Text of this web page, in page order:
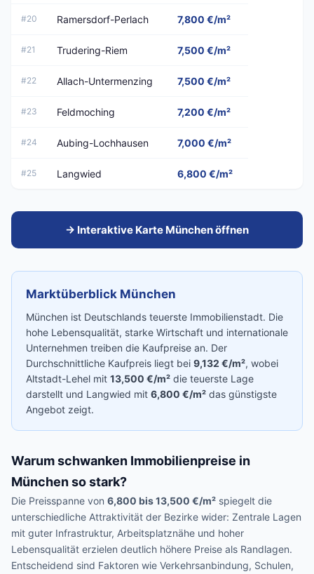
#20 Ramersdorf-Perlach 7,800 €/m²
#21 Trudering-Riem 7,500 €/m²
#22 Allach-Untermenzing 7,500 €/m²
#23 Feldmoching 7,200 €/m²
#24 Aubing-Lochhausen 7,000 €/m²
#25 Langwied 6,800 €/m²
→ Interaktive Karte München öffnen
Marktüberblick München
München ist Deutschlands teuerste Immobilienstadt. Die
hohe Lebensqualität, starke Wirtschaft und internationale
Unternehmen treiben die Kaufpreise an. Der
Durchschnittliche Kaufpreis liegt bei 9,132 €/m², wobei
Altstadt-Lehel mit 13,500 €/m² die teuerste Lage
darstellt und Langwied mit 6,800 €/m² das günstigste
Angebot zeigt.
Warum schwanken Immobilienpreise in
München so stark?
Die Preisspanne von 6,800 bis 13,500 €/m² spiegelt die
unterschiedliche Attraktivität der Bezirke wider: Zentrale Lagen
mit guter Infrastruktur, Arbeitsplatznähe und hoher
Lebensqualität erzielen deutlich höhere Preise als Randlagen.
Entscheidend sind Faktoren wie Verkehrsanbindung, Schulen,